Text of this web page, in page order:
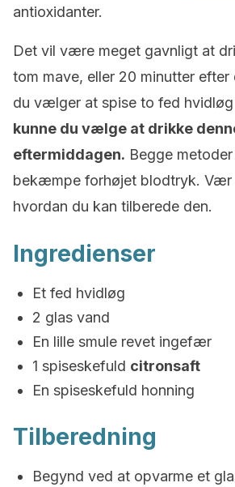
antioxidanter.
Det vil være meget gavnligt at
tom mave, eller 20 minutter
du vælger at spise to fed
kunne du vælge at drikke
eftermiddagen. Begge
bekæmpe forhøjet blodtryk.
hvordan du kan tilberede den.
Ingredienser
Et fed hvidløg
2 glas vand
En lille smule revet ingefær
1 spiseskefuld citronsaft
En spiseskefuld honning
Tilberedning
Begynd ved at opvarme et